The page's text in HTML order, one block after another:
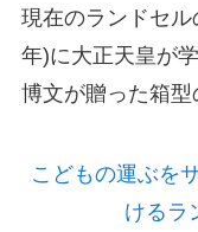
現在のランドセ
年)に大正天皇が
博文が贈った箱型
こどもの運ぶを
けるラ